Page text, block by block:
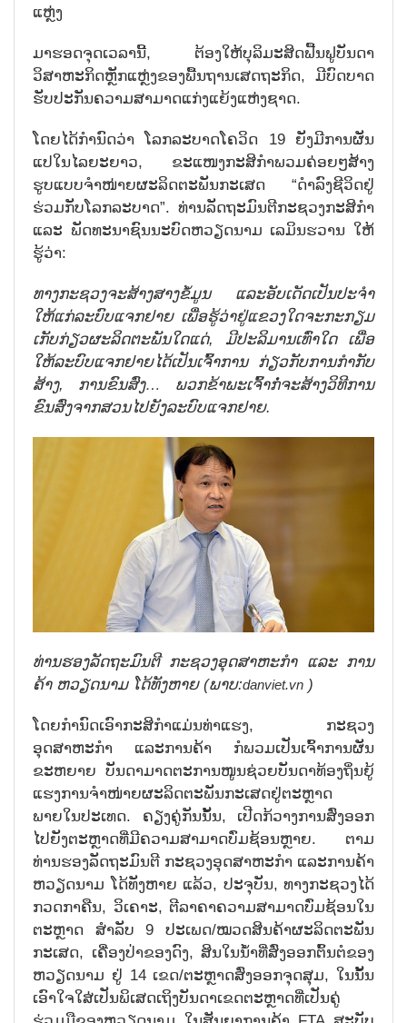
ແຫຼ່ງ
ມາຮອດຈຸດເວລານີ້, ຕ້ອງໃຫ້ບຸລິມະສິດຟື້ນຟູບັນດາ
ວິສາຫະກິດຫຼັກແຫຼ່ງຂອງພື້ນຖານເສດຖະກິດ, ມີບົດບາດ
ຮັບປະກັນຄວາມສາມາດແກ່ງແຍ້ງແຫ່ງຊາດ.
ໂດຍໄດ້ກຳນົດວ່າ ໂລກລະບາດໂຄວິດ 19 ຍັງມີການຜັນ
ແປໃນໄລຍະຍາວ, ຂະແໜງກະສິກຳພວມຄ່ອຍໆສ້າງ
ຮູບແບບຈຳໜ່າຍຜະລິດຕະພັນກະເສດ “ດຳລົງຊີວິດຢູ່
ຮ່ວມກັບໂລກລະບາດ”. ທ່ານລັດຖະມົນຕີກະຊວງກະສິກຳ
ແລະ ພັດທະນາຊົນນະບົດຫວຽດນາມ ເລມິນຮວານ ໃຫ້
ຮູ້ວ່າ:
ທາງກະຊວງຈະສ້າງສາງຂໍ້ມູນ ແລະອັບເດັດເປັນປະຈຳ
ໃຫ້ແກ່ລະບົບແຈກຢາຍ ເພື່ອຮູ້ວ່າຢູ່ແຂວງໃດຈະກະກຽມ
ເກັບກ່ຽວຜະລິດຕະພັນໃດແດ່, ມີປະລິມານເທົ່າໃດ
ເພື່ອ
ໃຫ້ລະບົບແຈກຢາຍໄດ້ເປັນເຈົ້າການກ່ຽວກັບການກຳກັບ
ສ້າງ, ການຂົນສົ່ງ… ພວກຂ້າພະເຈົ້າກໍ່ຈະສ້າງວິທີການ
ຂົນສົ່ງຈາກສວນໄປຍັງລະບົບແຈກຢາຍ.
ທ່ານຮອງລັດຖະມົນຕີ ກະຊວງອຸດສາຫະກຳ ແລະ ການ
ຄ້າ ຫວຽດນາມ ໂດ້ທັງຫາຍ (ພາບ:danviet.vn )
ໂດຍກຳນົດເອົາກະສິກຳແມ່ນທ່າແຮງ, ກະຊວງ
ອຸດສາຫະກຳ ແລະການຄ້າ ກໍພວມເປັນເຈົ້າການຜັນ
ຂະຫຍາຍ ບັນດາມາດຕະການໜູນຊ່ວຍບັນດາທ້ອງຖິ່ນຍູ້
ແຮງການຈຳໜ່າຍຜະລິດຕະພັນກະເສດຢູ່ຕະຫຼາດ
ພາຍໃນປະເທດ. ຄຽງຄູ່ກັນນັ້ນ, ເປີດກ້ວາງການສົ່ງອອກ
ໄປຍັງຕະຫຼາດທີ່ມີຄວາມສາມາດບົ່ມຊ້ອນຫຼາຍ. ຕາມ
ທ່ານຮອງລັດຖະມົນຕີ ກະຊວງອຸດສາຫະກຳ ແລະການຄ້າ
ຫວຽດນາມ ໂດ້ທັງຫາຍ ແລ້ວ, ປະຈຸບັນ, ທາງກະຊວງໄດ້
ກວດກາຄືນ, ວິເຄາະ, ຕີລາຄາຄວາມສາມາດບົ່ມຊ້ອນໃນ
ຕະຫຼາດ ສຳລັບ 9 ປະເພດ/ໝວດສິນຄ້າຜະລິດຕະພັນ
ກະເສດ, ເຄື່ອງປ່າຂອງດົງ, ສິນໃນນ້ຳທີ່ສົ່ງອອກຕົ້ນຕໍຂອງ
ຫວຽດນາມ ຢູ່ 14 ເຂດ/ຕະຫຼາດສົ່ງອອກຈຸດສຸມ, ໃນນັ້ນ
ເອົາໃຈໃສ່ເປັນພິເສດເຖິງບັນດາເຂດຕະຫຼາດທີ່ເປັນຄູ່